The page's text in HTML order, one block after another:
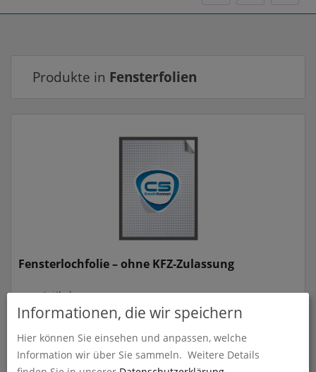
Produkte in Fensterfolien
Fensterlochfolie – ohne KFZ-Zulassung
zum Artikel
Informationen, die wir speichern
Hier können Sie einsehen und anpassen, welche
Information wir über Sie sammeln. Weitere Details